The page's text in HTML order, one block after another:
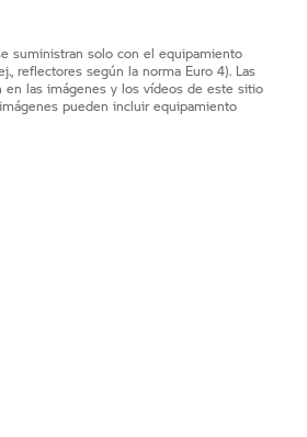
suministran solo con el equipamiento
reflectores según la norma Euro 4). Las
en las imágenes y los vídeos de este sitio
pueden incluir equipamiento